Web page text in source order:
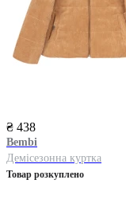
₴ 438
Bembi
Демісезонна куртка
Товар розкуплено